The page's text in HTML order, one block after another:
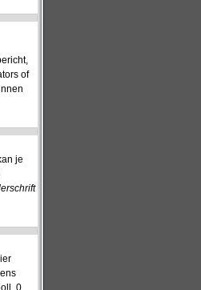
of
je
0